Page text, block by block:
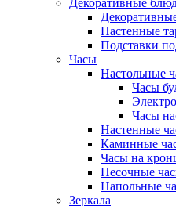
Декоративные
Настенные
Подставки
Часы
Настольные
Часы
Часы
Настенные
Каминные
Часы на
Песочные
Напольные
Зеркала